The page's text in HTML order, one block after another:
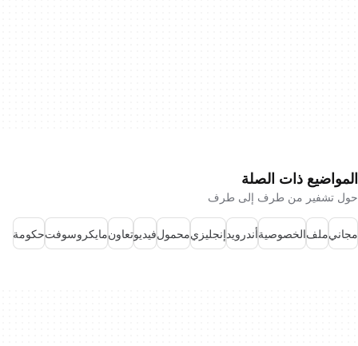
المواضيع ذات الصلة
حول تشفير من طرف إلى طرف
مجانيملفالخصوصيةأندرويدإنجليزيمحمولفيديوتعاونمايكروسوفتحكومة